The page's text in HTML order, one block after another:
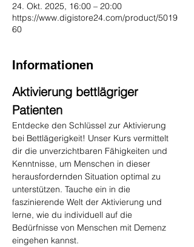
24. Okt. 2025, 16:00 – 20:00
https://www.digistore24.com/product/5019
60
Informationen
Aktivierung bettlägriger
Patienten
Entdecke den Schlüssel zur Aktivierung
bei Bettlägerigkeit! Unser Kurs vermittelt
dir die unverzichtbaren Fähigkeiten und
Kenntnisse, um Menschen in dieser
herausfordernden Situation optimal zu
unterstützen. Tauche ein in die
faszinierende Welt der Aktivierung und
lerne, wie du individuell auf die
Bedürfnisse von Menschen mit Demenz
eingehen kannst.